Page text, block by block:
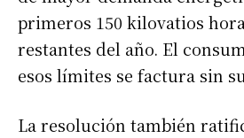
Número de teléfono
primeros 150 kilovatios
restantes del año. El
esos límites se factura sin
La resolución también